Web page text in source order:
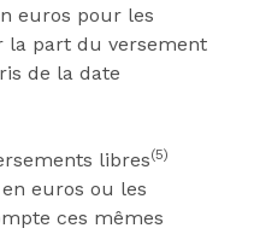
euros pour les
la part du versement
de la date
libres(5)
euros ou les
ces mêmes